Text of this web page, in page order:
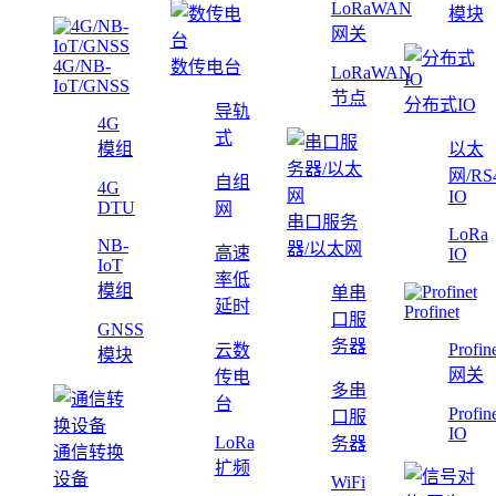
4G/NB-
IoT/GNSS
4G
模组
4G
DTU
NB-
IoT
模组
GNSS
模块
通信转换
设备
数传电台
导轨
式
自组
网
高速
率低
延时
云数
传电
台
LoRa
扩频
LoRaWAN
网关
LoRaWAN
节点
串口服务
器/以太网
单串
口服
务器
多串
口服
务器
WiFi
模块
分布式IO
以太
网/
IO
LoRa
IO
Profinet
网关
IO